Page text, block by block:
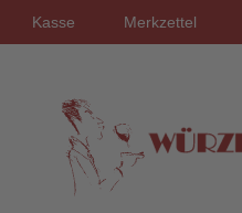
Kasse Merkzettel